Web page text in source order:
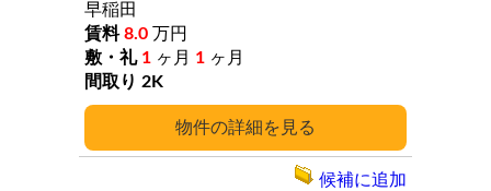
詳細
早稲田
8.0 万円
1 ヶ月 1 ヶ月
2K
候補に追加